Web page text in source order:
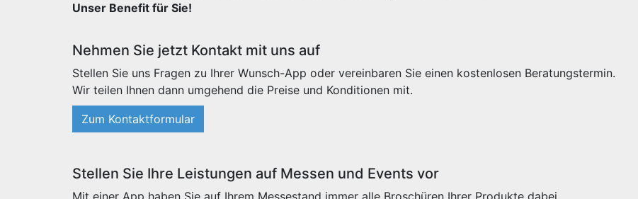
Unser Benefit für Sie!
Nehmen Sie jetzt Kontakt mit uns auf
Stellen Sie uns Fragen zu Ihrer Wunsch-App oder vereinbaren Sie einen kostenlosen Beratungstermin.
Wir teilen Ihnen dann umgehend die Preise und Konditionen mit.
Zum Kontaktformular
Stellen Sie Ihre Leistungen auf Messen und Events vor
Mit einer App haben Sie auf Ihrem Messestand immer alle Broschüren Ihrer Produkte dabei.